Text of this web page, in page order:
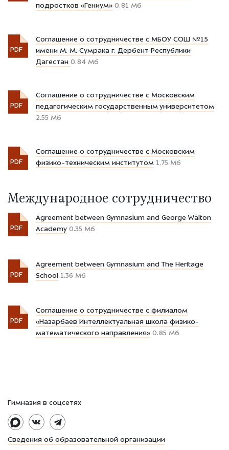
подростков «Гениум» 0.81 Мб
PDF
Соглашение о сотрудничестве с МБОУ СОШ №15
имени М. М. Сумрака г. Дербент Республики
Дагестан 0.84 Мб
PDF
Соглашение о сотрудничестве с Московским
педагогическим государственным университетом
2.55 Мб
PDF
Соглашение о сотрудничестве с Московским
физико-техническим институтом 1.75 Мб
Международное сотрудничество
PDF
Agreement between Gymnasium and George Walton
Academy 0.35 Мб
PDF
Agreement between Gymnasium and The Heritage
School 1.36 Мб
PDF
Соглашение о сотрудничестве с филиалом
«Назарбаев Интеллектуальная школа физико-
математического направления» 0.85 Мб
Сведения об образовательной организации
Гимназия в соцсетях